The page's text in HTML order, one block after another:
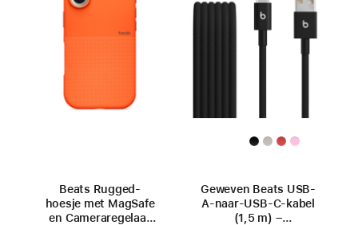
Beats Rugged-
hoesje met MagSafe
en Cameraregelaar
Geweven Beats USB-
A-naar-USB-C-kabel
(1,5 m) –